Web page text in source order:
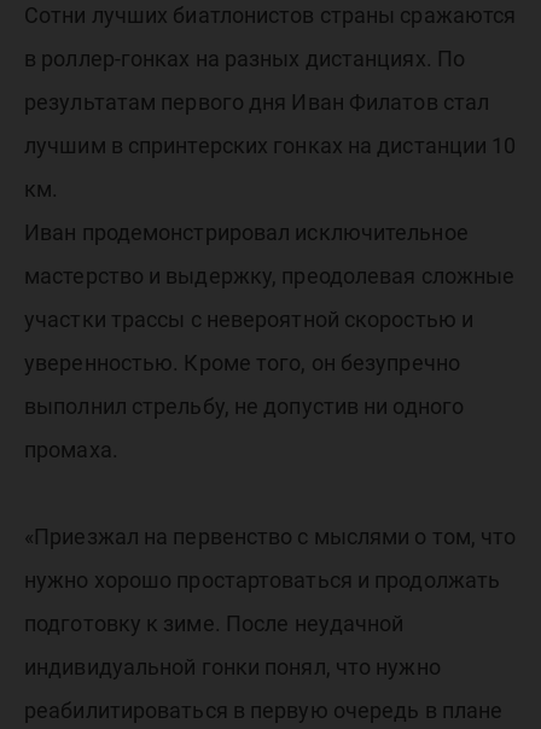
Сотни лучших биатлонистов страны сражаются
в роллер-гонках на разных дистанциях. По
результатам первого дня Иван Филатов стал
лучшим в спринтерских гонках на дистанции 10
км.
Иван продемонстрировал исключительное
мастерство и выдержку, преодолевая сложные
участки трассы с невероятной скоростью и
уверенностью. Кроме того, он безупречно
выполнил стрельбу, не допустив ни одного
промаха.
«Приезжал на первенство с мыслями о том, что
нужно хорошо простартоваться и продолжать
подготовку к зиме. После неудачной
индивидуальной гонки понял, что нужно
реабилитироваться в первую очередь в плане